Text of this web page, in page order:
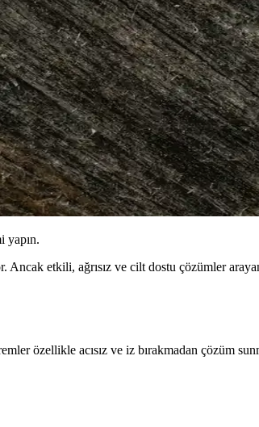
yapın.
Ancak etkili, ağrısız ve cilt dostu çözümler
özellikle acısız ve iz bırakmadan çözüm